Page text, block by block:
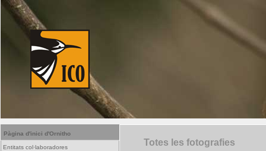
Pàgina d'inici d'Ornitho
Entitats col·laboradores Totes les fotografies